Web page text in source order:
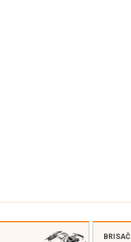
BRISAČI